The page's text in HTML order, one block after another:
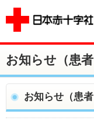
お知らせ（患
お知らせ（患